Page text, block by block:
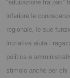
“educazione tra
inferiore le
regionale, le sue
iniziativa aiuta i
politica e
stimolo anche per chi